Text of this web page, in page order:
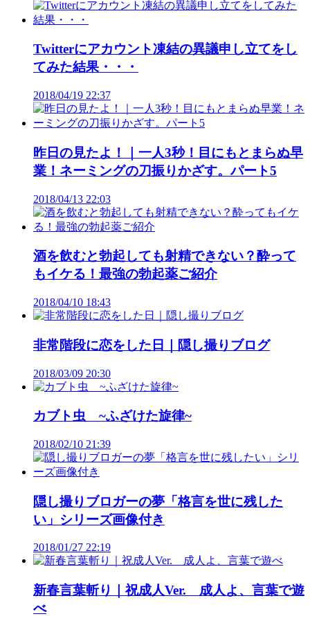
Twitterにアカウント凍結の異議申し立てをし
てみた結果・・・
2018/04/19 22:37
昨日の見たよ！｜一人3秒！目にもとまらぬ早
業！ネーミングの刀振りかざす。パート5
2018/04/13 22:03
酒を飲むと勃起しても射精できない？酔って
もイケる！最強の勃起薬ご紹介
2018/04/10 18:43
非常階段に恋をした日｜隠し撮りブログ
2018/03/09 20:30
カブト虫 ~ふざけた旋律~
2018/02/10 21:39
隠し撮りブロガーの夢「格言を世に残した
い」シリーズ画像付き
2018/01/27 22:19
新春言葉斬り｜祝成人Ver. 成人よ、言葉で遊
べ